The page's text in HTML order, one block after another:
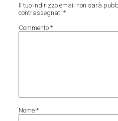
Il tuo indirizzo email non sarà
contrassegnati*
Commento*
Nome*